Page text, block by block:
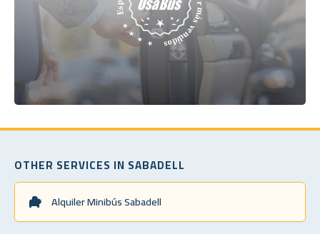
OTHER SERVICES IN SABADELL
Alquiler Minibús Sabadell